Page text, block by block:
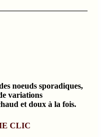
noeuds sporadiques,
variations
et doux à la fois.
CLIC